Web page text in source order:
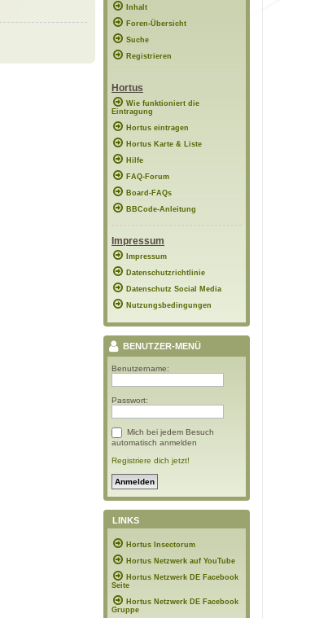
Inhalt
Foren-Übersicht
Suche
Registrieren
Hortus
Wie funktioniert die
Eintragung
Hortus eintragen
Hortus Karte & Liste
Hilfe
FAQ-Forum
Board-FAQs
BBCode-Anleitung
Impressum
Impressum
Datenschutzrichtlinie
Datenschutz Social Media
Nutzungsbedingungen
BENUTZER-MENÜ
Benutzername:
Passwort:
Mich bei jedem Besuch
automatisch anmelden
Registriere dich jetzt!
LINKS
Hortus Insectorum
Hortus Netzwerk auf YouTube
Hortus Netzwerk DE Facebook
Seite
Hortus Netzwerk DE Facebook
Gruppe